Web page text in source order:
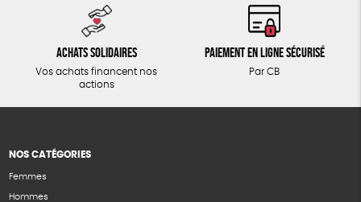
Achats solidaires
Vos achats financent nos
actions
Paiement en ligne sécurisé
Par CB
NOS CATÉGORIES
Femmes
Hommes